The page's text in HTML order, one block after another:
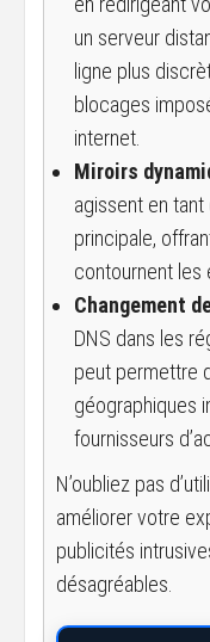
un serveur
ligne plus
blocages
internet.
Miroirs
agissent en tant
principale,
contournent les
Changement
DNS dans les
peut permettre
géographiques
fournisseurs
N’oubliez pas
améliorer votre
publicités
désagréables.